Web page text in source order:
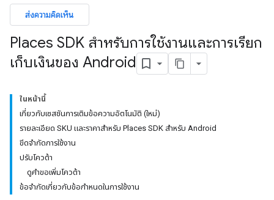
ส่งความคิดเห็น
Places SDK สำหรับการใช้งานและการเรียก
เก็บเงินของ Android
ในหน้านี้
เกี่ยวกับเซสชันการเติมข้อความอัตโนมัติ (ใหม่)
รายละเอียด SKU และราคาสำหรับ Places SDK สำหรับ Android
ขีดจำกัดการใช้งาน
ปรับโควต้า
ดูคำขอเพิ่มโควต้า
ข้อจำกัดเกี่ยวกับข้อกำหนดในการใช้งาน